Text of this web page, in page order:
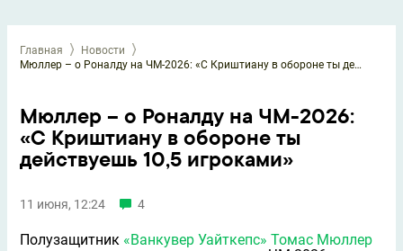
Главная
Новости
Мюллер – о Роналду на ЧМ-2026: «С Криштиану в обороне ты действуешь 10,5 игроками»
Мюллер – о Роналду на ЧМ-2026:
«С Криштиану в обороне ты
действуешь 10,5 игроками»
11 июня, 12:24 4
Полузащитник «Ванкувер Уайткепс» Томас Мюллер